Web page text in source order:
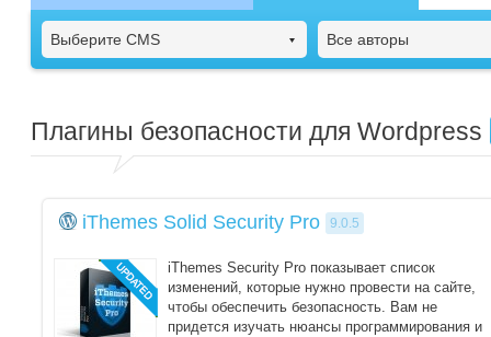
Выберите CMS Все авторы
Плагины безопасности для Wordpress
iThemes Solid Security Pro 9.0.5
iThemes Security Pro показывает список
изменений, которые нужно провести на сайте,
чтобы обеспечить безопасность. Вам не
придется изучать нюансы программирования и